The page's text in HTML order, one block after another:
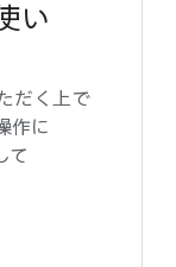
い​
だく​上で​
作に​
て​